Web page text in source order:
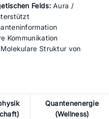
Felds:Aura /
Kommunikation
Molekulare Struktur von
Quantenenergie
(Wellness)